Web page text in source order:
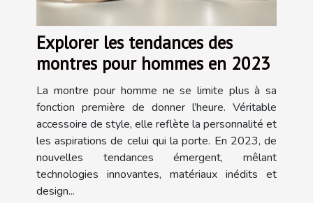
Explorer les tendances des
montres pour hommes en 2023
La montre pour homme ne se limite plus à sa
fonction première de donner l’heure. Véritable
accessoire de style, elle reflète la personnalité et
les aspirations de celui qui la porte. En 2023, de
nouvelles tendances émergent, mêlant
technologies innovantes, matériaux inédits et
design...